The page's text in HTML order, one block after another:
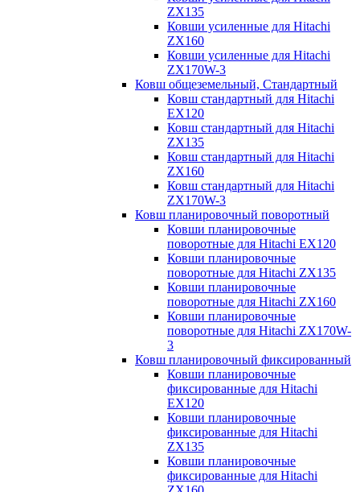
ZX135
Ковши усиленные для Hitachi
ZX160
Ковши усиленные для Hitachi
ZX170W-3
Ковш общеземельный, Стандартный
Ковш стандартный для Hitachi
EX120
Ковш стандартный для Hitachi
ZX135
Ковш стандартный для Hitachi
ZX160
Ковш стандартный для Hitachi
ZX170W-3
Ковш планировочный поворотный
Ковши планировочные
поворотные для Hitachi EX120
Ковши планировочные
поворотные для Hitachi ZX135
Ковши планировочные
поворотные для Hitachi ZX160
Ковши планировочные
поворотные для Hitachi ZX170W-
3
Ковш планировочный фиксированный
Ковши планировочные
фиксированные для Hitachi
EX120
Ковши планировочные
фиксированные для Hitachi
ZX135
Ковши планировочные
фиксированные для Hitachi